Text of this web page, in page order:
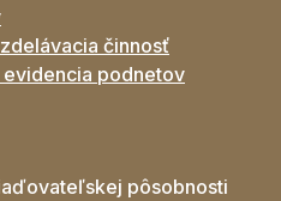
činnosť
podnetov
pôsobnosti